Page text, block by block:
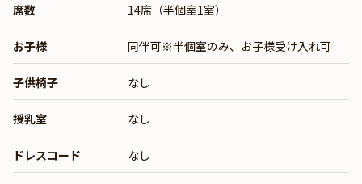
席数 14席（半個室1室）
お子様 同伴可※半個室のみ、お子様受け入れ可
子供椅子 なし
授乳室 なし
ドレスコード なし